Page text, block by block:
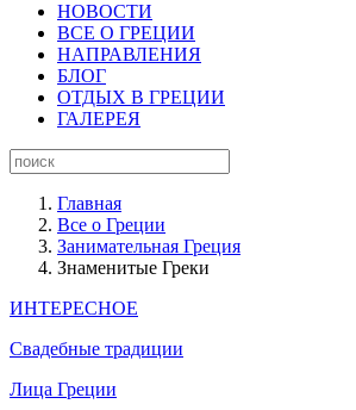
НОВОСТИ
ВСЕ О ГРЕЦИИ
НАПРАВЛЕНИЯ
БЛОГ
ОТДЫХ В ГРЕЦИИ
ГАЛЕРЕЯ
Главная
Все о Греции
Занимательная Греция
Знаменитые Греки
ИНТЕРЕСНОЕ
Свадебные традиции
Лица Греции